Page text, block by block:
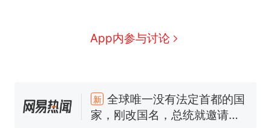
App内参与讨论
热 十多万人报名的考试，成绩
国大使骑行绕了几乎整个国境
线一圈，还曾两次到中国寻根
搬家报价570元，搬到楼下交
5060元才肯搬上楼！女子傻眼